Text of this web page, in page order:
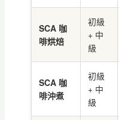
SCA 咖
啡烘焙
初級
+ 中
級
SCA 咖
啡沖煮
初級
+ 中
級